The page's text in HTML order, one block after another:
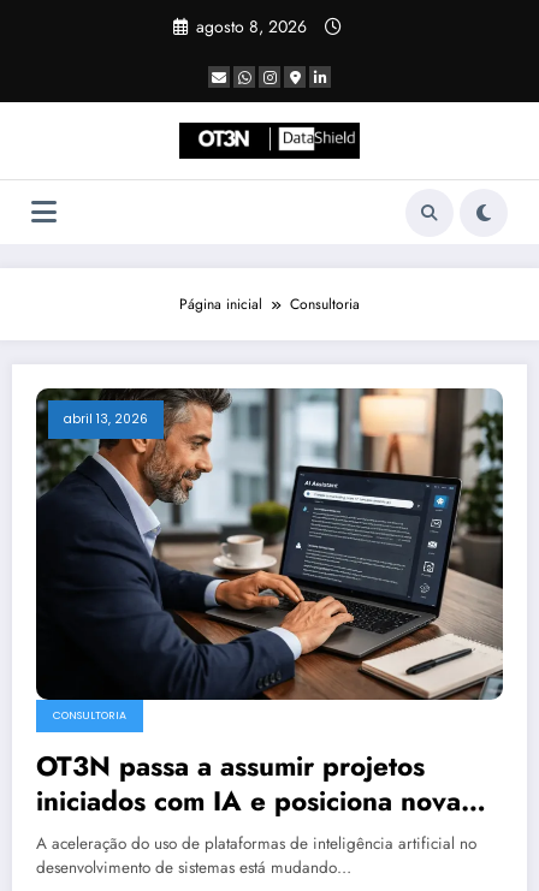
agosto 8, 2026
Página inicial Consultoria
abril 13, 2026
CONSULTORIA
OT3N passa a assumir projetos
iniciados com IA e posiciona nova
frente especializada em vibecoding
corporativo
A aceleração do uso de plataformas de inteligência artificial no
desenvolvimento de sistemas está mudando…